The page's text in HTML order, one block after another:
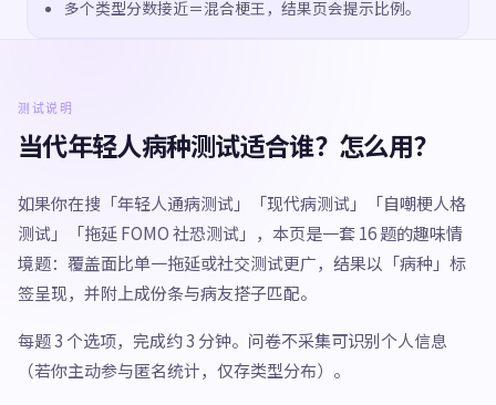
多个类型分数接近＝混合梗王，结果页会提示比例。
测试说明
当代年轻人病种测试适合谁？怎么用？
如果你在搜「年轻人通病测试」「现代病测试」「自嘲梗人格
测试」「拖延 FOMO 社恐测试」，本页是一套 16 题的趣味情
境题：覆盖面比单一拖延或社交测试更广，结果以「病种」标
签呈现，并附上成份条与病友搭子匹配。
每题 3 个选项，完成约 3 分钟。问卷不采集可识别个人信息
（若你主动参与匿名统计，仅存类型分布）。